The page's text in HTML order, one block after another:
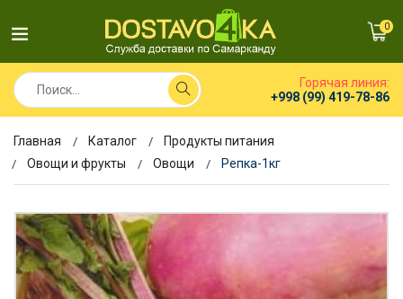
0
Горячая линия:
+998 (99) 419-78-86
Главная Каталог
Продукты питания
Овощи и фрукты
Овощи Репка-1кг